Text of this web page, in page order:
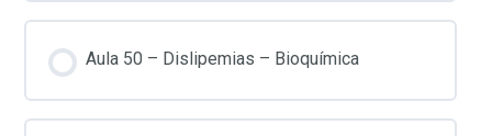
Aula 50 – Dislipemias – Bioquímica